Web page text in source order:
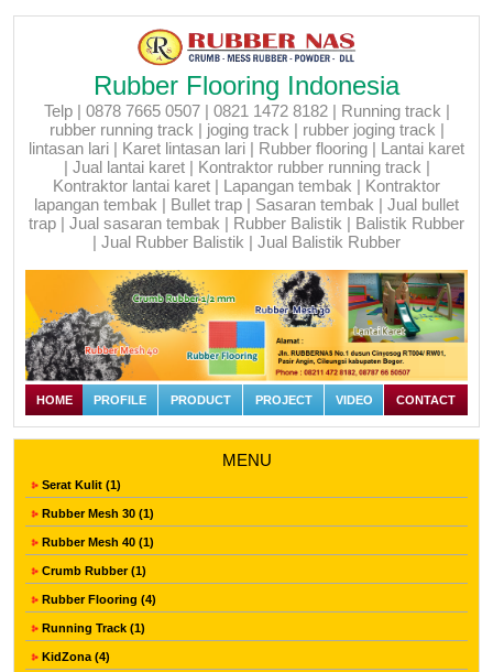
Rubber Flooring Indonesia
Telp | 0878 7665 0507 | 0821 1472 8182 | Running track |
rubber running track | joging track | rubber joging track |
lintasan lari | Karet lintasan lari | Rubber flooring | Lantai karet
| Jual lantai karet | Kontraktor rubber running track |
Kontraktor lantai karet | Lapangan tembak | Kontraktor
lapangan tembak | Bullet trap | Sasaran tembak | Jual bullet
trap | Jual sasaran tembak | Rubber Balistik | Balistik Rubber
| Jual Rubber Balistik | Jual Balistik Rubber
HOME PROFILE PRODUCT PROJECT VIDEO CONTACT
MENU
Serat Kulit (1)
Rubber Mesh 30 (1)
Rubber Mesh 40 (1)
Crumb Rubber (1)
Rubber Flooring (4)
Running Track (1)
KidZona (4)